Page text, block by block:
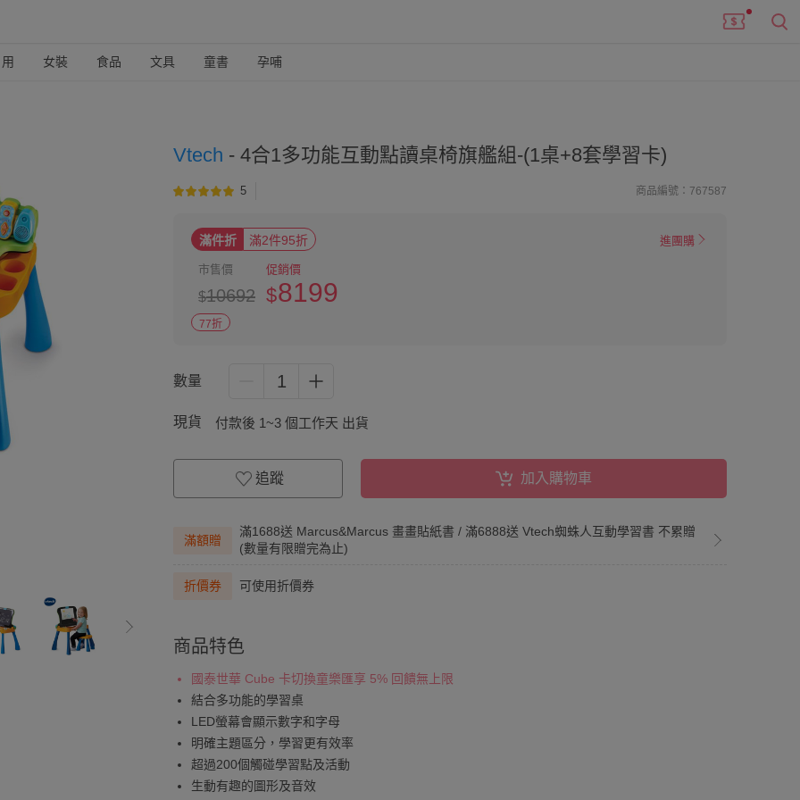
女裝 食品 文具 童書 孕哺
Vtech - 4合1多功能互動點讀桌椅旗艦組-(1桌+8套學習卡)
5 商品編號：767587
滿件折 滿2件95折 進團購
市售價
$10692
促銷價
$8199
77折
數量 1
現貨 付款後 1~3 個工作天 出貨
追蹤 加入購物車
滿額贈
滿1688送 Marcus&Marcus 畫畫貼紙書 / 滿6888送 Vtech蜘蛛人互動學習書 不累贈
(數量有限贈完為止)
折價券 可使用折價券
商品特色
國泰世華 Cube 卡切換童樂匯享 5% 回饋無上限
結合多功能的學習桌
LED螢幕會顯示數字和字母
明確主題區分，學習更有效率
超過200個觸碰學習點及活動
生動有趣的圖形及音效